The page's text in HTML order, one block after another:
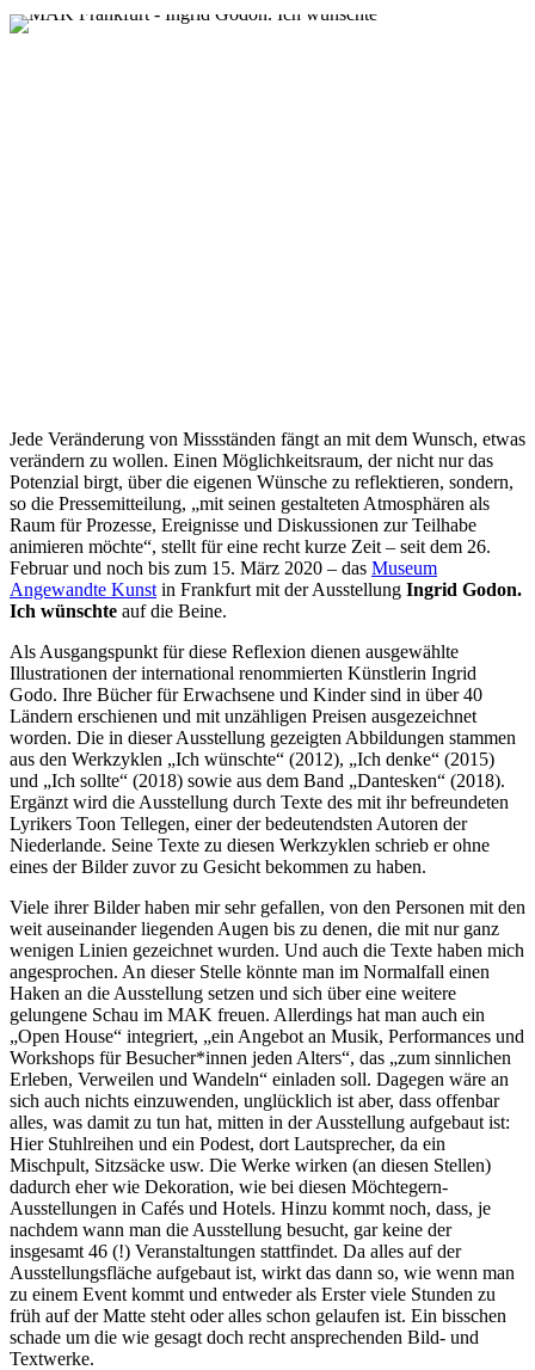
Jede Veränderung von Missständen fängt an mit dem Wunsch, etwas
verändern zu wollen. Einen Möglichkeitsraum, der nicht nur das
Potenzial birgt, über die eigenen Wünsche zu reflektieren, sondern,
so die Pressemitteilung, „mit seinen gestalteten Atmosphären als
Raum für Prozesse, Ereignisse und Diskussionen zur Teilhabe
animieren möchte“, stellt für eine recht kurze Zeit – seit dem 26.
Februar und noch bis zum 15. März 2020 – das Museum
Angewandte Kunst in Frankfurt mit der Ausstellung Ingrid Godon.
Ich wünschte auf die Beine.
Als Ausgangspunkt für diese Reflexion dienen ausgewählte
Illustrationen der international renommierten Künstlerin Ingrid
Godo. Ihre Bücher für Erwachsene und Kinder sind in über 40
Ländern erschienen und mit unzähligen Preisen ausgezeichnet
worden. Die in dieser Ausstellung gezeigten Abbildungen stammen
aus den Werkzyklen „Ich wünschte“ (2012), „Ich denke“ (2015)
und „Ich sollte“ (2018) sowie aus dem Band „Dantesken“ (2018).
Ergänzt wird die Ausstellung durch Texte des mit ihr befreundeten
Lyrikers Toon Tellegen, einer der bedeutendsten Autoren der
Niederlande. Seine Texte zu diesen Werkzyklen schrieb er ohne
eines der Bilder zuvor zu Gesicht bekommen zu haben.
Viele ihrer Bilder haben mir sehr gefallen, von den Personen mit den
weit auseinander liegenden Augen bis zu denen, die mit nur ganz
wenigen Linien gezeichnet wurden. Und auch die Texte haben mich
angesprochen. An dieser Stelle könnte man im Normalfall einen
Haken an die Ausstellung setzen und sich über eine weitere
gelungene Schau im MAK freuen. Allerdings hat man auch ein
„Open House“ integriert, „ein Angebot an Musik, Performances und
Workshops für Besucher*innen jeden Alters“, das „zum sinnlichen
Erleben, Verweilen und Wandeln“ einladen soll. Dagegen wäre an
sich auch nichts einzuwenden, unglücklich ist aber, dass offenbar
alles, was damit zu tun hat, mitten in der Ausstellung aufgebaut ist:
Hier Stuhlreihen und ein Podest, dort Lautsprecher, da ein
Mischpult, Sitzsäcke usw. Die Werke wirken (an diesen Stellen)
dadurch eher wie Dekoration, wie bei diesen Möchtegern-
Ausstellungen in Cafés und Hotels. Hinzu kommt noch, dass, je
nachdem wann man die Ausstellung besucht, gar keine der
insgesamt 46 (!) Veranstaltungen stattfindet. Da alles auf der
Ausstellungsfläche aufgebaut ist, wirkt das dann so, wie wenn man
zu einem Event kommt und entweder als Erster viele Stunden zu
früh auf der Matte steht oder alles schon gelaufen ist. Ein bisschen
schade um die wie gesagt doch recht ansprechenden Bild- und
Textwerke.